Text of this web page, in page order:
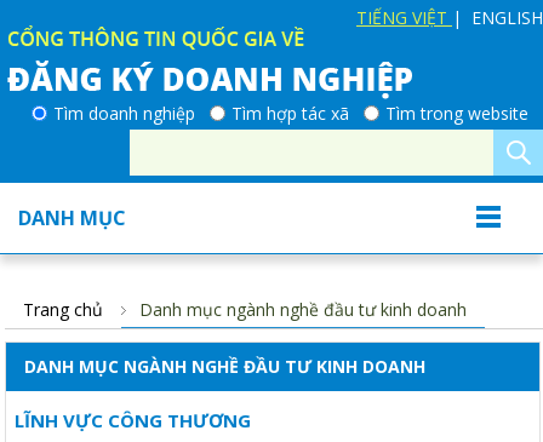
TIẾNG VIỆT | ENGLISH
Tìm doanh nghiệp Tìm hợp tác xã Tìm trong website
DANH MỤC
Trang chủ Danh mục ngành nghề đầu tư kinh doanh
DANH MỤC NGÀNH NGHỀ ĐẦU TƯ KINH DOANH
LĨNH VỰC CÔNG THƯƠNG